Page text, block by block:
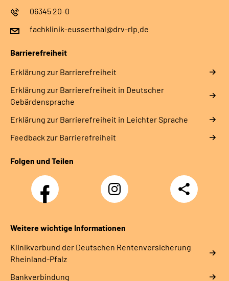
06345 20-0
fachklinik-eusserthal@drv-rlp.de
Barrierefreiheit
Erklärung zur Barrierefreiheit
Erklärung zur Barrierefreiheit in Deutscher
Gebärdensprache
Erklärung zur Barrierefreiheit in Leichter Sprache
Feedback zur Barrierefreiheit
Folgen und Teilen
Facebook
Instagram
DRV
Nachwuchskräfte
Teilen
Weitere wichtige Informationen
Klinikverbund der Deutschen Rentenversicherung
Rheinland-Pfalz
Bankverbindung